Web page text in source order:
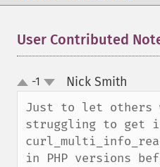
User Contributed
up
down
-1 Nick Smith
Just to let others
struggling to get
in PHP versions